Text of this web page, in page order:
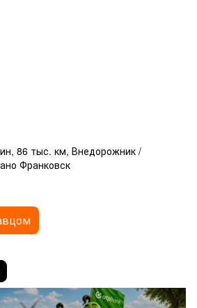
86 тыс. км, Внедорожник /
Франковск